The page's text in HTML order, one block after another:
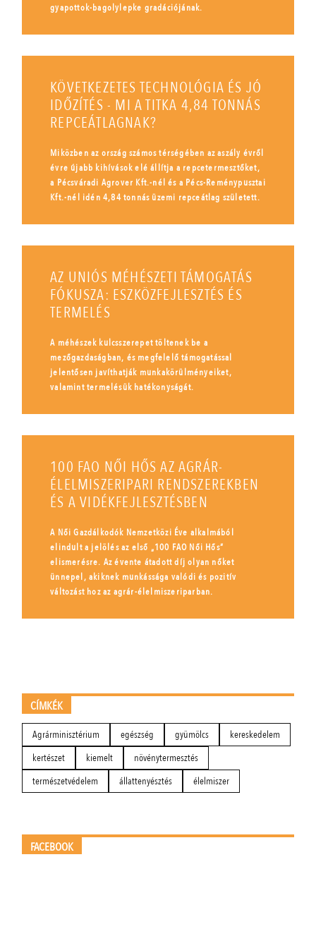
gyapottok-bagolylepke gradációjának.
KÖVETKEZETES TECHNOLÓGIA ÉS JÓ
IDŐZÍTÉS - MI A TITKA 4,84 TONNÁS
REPCEÁTLAGNAK?
Miközben az ország számos térségében az aszály évről
évre újabb kihívások elé állítja a repcetermesztőket,
a Pécsváradi Agrover Kft.-nél és a Pécs-Reménypusztai
Kft.-nél idén 4,84 tonnás üzemi repceátlag született.
AZ UNIÓS MÉHÉSZETI TÁMOGATÁS
FÓKUSZA: ESZKÖZFEJLESZTÉS ÉS
TERMELÉS
A méhészek kulcsszerepet töltenek be a
mezőgazdaságban, és megfelelő támogatással
jelentősen javíthatják munkakörülményeiket,
valamint termelésük hatékonyságát.
100 FAO NŐI HŐS AZ AGRÁR-
ÉLELMISZERIPARI RENDSZEREKBEN
ÉS A VIDÉKFEJLESZTÉSBEN
A Női Gazdálkodók Nemzetközi Éve alkalmából
elindult a jelölés az első „100 FAO Női Hős”
elismerésre. Az évente átadott díj olyan nőket
ünnepel, akiknek munkássága valódi és pozitív
változást hoz az agrár-élelmiszeriparban.
CÍMKÉK
Agrárminisztérium egészség gyümölcs
kereskedelem
kertészet
kiemelt
növénytermesztés
természetvédelem
állattenyésztés élelmiszer
FACEBOOK